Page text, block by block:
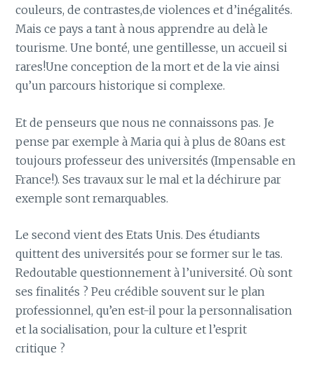
couleurs, de contrastes,de violences et d’inégalités.
Mais ce pays a tant à nous apprendre au delà le
tourisme. Une bonté, une gentillesse, un accueil si
rares!Une conception de la mort et de la vie ainsi
qu’un parcours historique si complexe.
Et de penseurs que nous ne connaissons pas. Je
pense par exemple à Maria qui à plus de 80ans est
toujours professeur des universités (Impensable en
France!). Ses travaux sur le mal et la déchirure par
exemple sont remarquables.
Le second vient des Etats Unis. Des étudiants
quittent des universités pour se former sur le tas.
Redoutable questionnement à l’université. Où sont
ses finalités ? Peu crédible souvent sur le plan
professionnel, qu’en est-il pour la personnalisation
et la socialisation, pour la culture et l’esprit
critique ?